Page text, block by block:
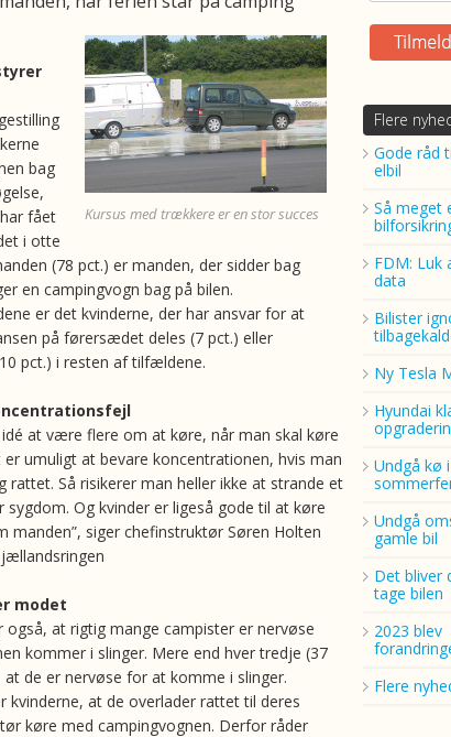
Kursus med trækkere er en stor succes
bag
fået
i otte
(78 pct.) er manden, der sidder bag
en campingvogn bag på bilen.
er det kvinderne, der har ansvar for at
på førersædet deles (7 pct.) eller
pct.) i resten af tilfældene.
at være flere om at køre, når man skal køre
umuligt at bevare koncentrationen, hvis man
rattet. Så risikerer man heller ikke at strande et
sygdom. Og kvinder er ligeså gode til at køre
manden”, siger chefinstruktør Søren Holten
modet
også, at rigtig mange campister er nervøse
kommer i slinger. Mere end hver tredje (37
at de er nervøse for at komme i slinger.
kvinderne, at de overlader rattet til deres
køre med campingvognen. Derfor råder
Flere
Gode råd
elbil
Så meget
FDM: Luk
data
Bilister
Ny Tesla
Hyundai
Undgå kø i
Undgå
gamle bil
Det bliver
tage bilen
2023 blev
Flere